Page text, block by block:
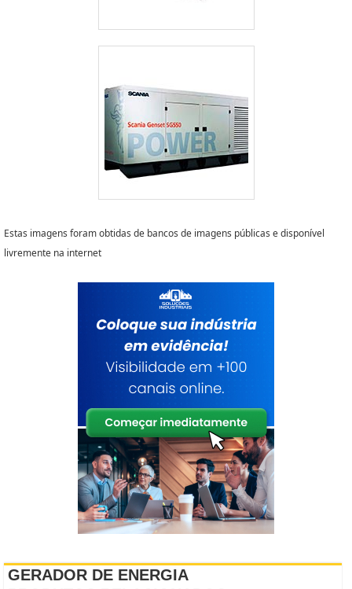
Estas imagens foram obtidas de bancos de imagens públicas e disponível
livremente na internet
GERADOR DE ENERGIA